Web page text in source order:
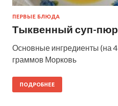
ПЕРВЫЕ БЛЮДА
Тыквенный суп-
Основные ингредиенты (на
граммов Морковь
ПОДРОБНЕЕ